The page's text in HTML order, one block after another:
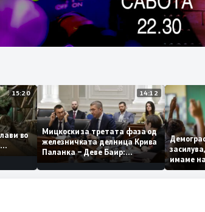
15:20
во
14:12
Мицкоски за третата фаза од
железничката делница Крива
Паланка – Деве Баир:
Проектот нема да заврши на
половина тунел во слепа